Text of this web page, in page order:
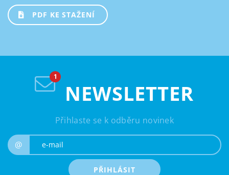
PDF KE STAŽENÍ
NEWSLETTER
Přihlaste se k odběru novinek
@
PŘIHLÁSIT